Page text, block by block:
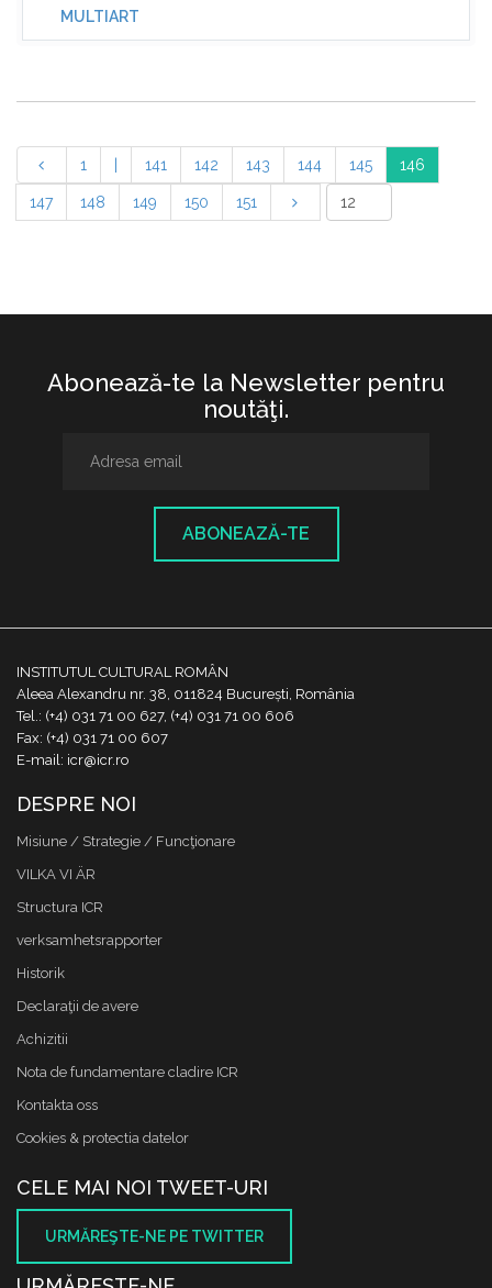
MULTIART
1 141 142 143 144 145 146
147 148 149 150 151
Abonează-te la Newsletter pentru
noutăţi.
ABONEAZĂ-TE
INSTITUTUL CULTURAL ROMÂN
Aleea Alexandru nr. 38, 011824 București, România
Tel.: (+4) 031 71 00 627, (+4) 031 71 00 606
Fax: (+4) 031 71 00 607
E-mail: icr@icr.ro
DESPRE NOI
Misiune / Strategie / Funcţionare
VILKA VI ÄR
Structura ICR
verksamhetsrapporter
Historik
Declaraţii de avere
Achizitii
Nota de fundamentare cladire ICR
Kontakta oss
Cookies & protectia datelor
CELE MAI NOI TWEET-URI
URMĂREŞTE-NE PE TWITTER